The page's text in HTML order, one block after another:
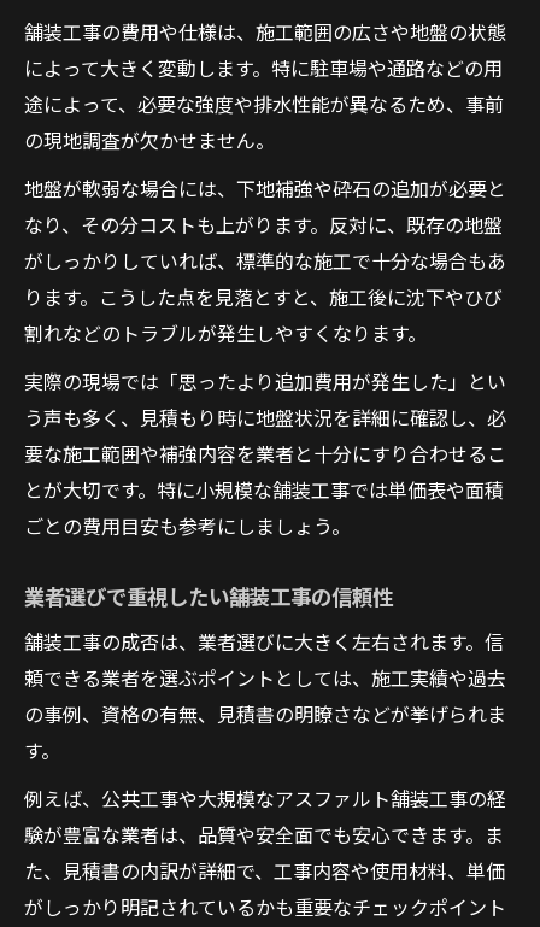
舗装工事の見積書を理解するポイント
舗装工事見積書の内訳で注目すべき点
単価・材料費・工賃の違いとその意味
見積書比較で見抜く舗装工事の適正価格
重機回送費など見落としがちな費用項目
舗装工事見積書で注意すべき追加費用
アスファルト舗装の単価を賢く見極める
アスファルト舗装工事単価の目安を解説
公共工事と民間工事の単価の違いを知る
アスファルト舗装の平米単価を比較する
舗装工事の単価が変動する要因を解説
舗装工事の費用や仕様は、施工範囲の広さや地盤の状態
によって大きく変動します。特に駐車場や通路などの用
途によって、必要な強度や排水性能が異なるため、事前
の現地調査が欠かせません。
地盤が軟弱な場合には、下地補強や砕石の追加が必要と
なり、その分コストも上がります。反対に、既存の地盤
がしっかりしていれば、標準的な施工で十分な場合もあ
ります。こうした点を見落とすと、施工後に沈下やひび
割れなどのトラブルが発生しやすくなります。
実際の現場では「思ったより追加費用が発生した」とい
う声も多く、見積もり時に地盤状況を詳細に確認し、必
要な施工範囲や補強内容を業者と十分にすり合わせるこ
とが大切です。特に小規模な舗装工事では単価表や面積
ごとの費用目安も参考にしましょう。
業者選びで重視したい舗装工事の信頼性
舗装工事の成否は、業者選びに大きく左右されます。信
頼できる業者を選ぶポイントとしては、施工実績や過去
の事例、資格の有無、見積書の明瞭さなどが挙げられま
す。
例えば、公共工事や大規模なアスファルト舗装工事の経
験が豊富な業者は、品質や安全面でも安心できます。ま
た、見積書の内訳が詳細で、工事内容や使用材料、単価
がしっかり明記されているかも重要なチェックポイント